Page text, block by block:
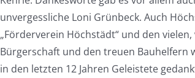
unvergessliche Loni Grünbeck. Auch
„Förderverein Höchstädt“ und den
Bürgerschaft und den treuen Bauhelfern
in den letzten 12 Jahren Geleistete